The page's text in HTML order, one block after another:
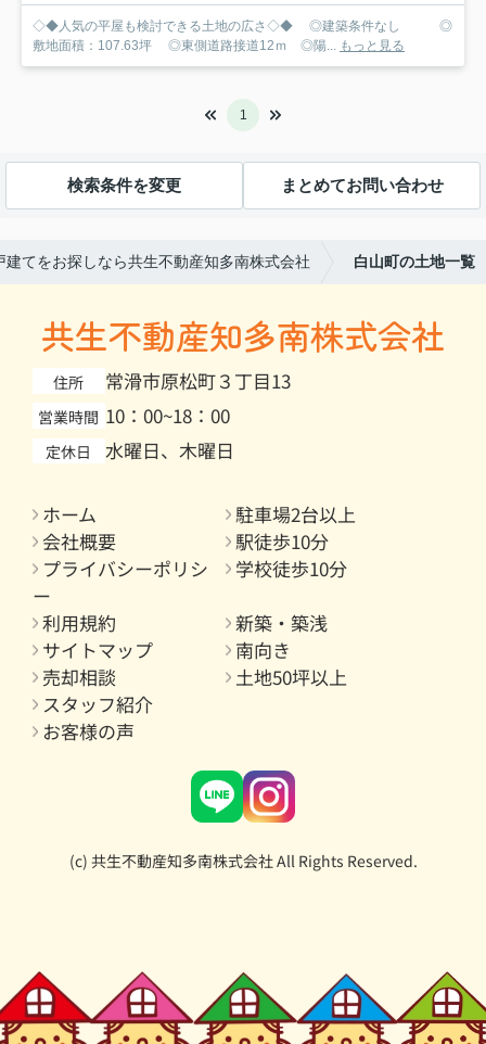
◇◆人気の平屋も検討できる土地の広さ◇◆ ◎建築条件なし ◎
敷地面積：107.63坪 ◎東側道路接道12ｍ ◎陽...
もっと見る
1
検索条件を変更 まとめてお問い合わせ
建てをお探しなら共生不動産知多南株式会社 白山町の土地一覧
共生不動産知多南株式会社
住所 常滑市原松町３丁目13
営業時間 10：00~18：00
定休日 水曜日、木曜日
ホーム
駐車場2台以上
会社概要
駅徒歩10分
プライバシーポリシ
ー
学校徒歩10分
利用規約
新築・築浅
サイトマップ
南向き
売却相談
土地50坪以上
スタッフ紹介
お客様の声
(c) 共生不動産知多南株式会社 All Rights Reserved.